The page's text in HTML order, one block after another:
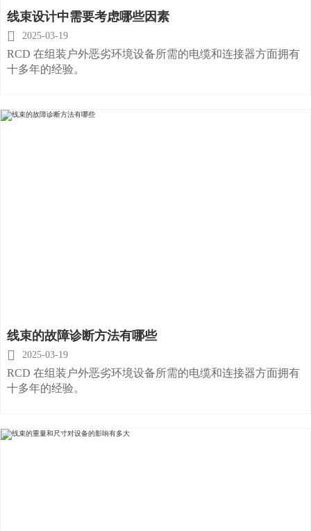
线束设计中需要考虑哪些因素
 2025-03-19
RCD 在组装户外恶劣环境设备所需的电缆和连接器方面拥有
十多年的经验。
线束的故障诊断方法有哪些
 2025-03-19
RCD 在组装户外恶劣环境设备所需的电缆和连接器方面拥有
十多年的经验。